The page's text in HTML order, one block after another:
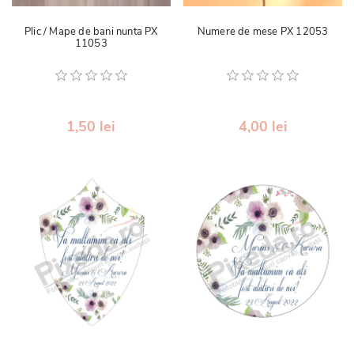
Plic / Mape de bani nunta PX
11053
1,50 lei
Numere de mese PX 12053
4,00 lei